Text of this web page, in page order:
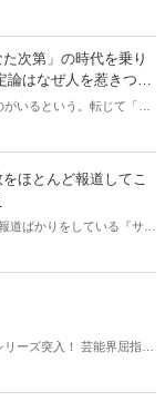
次第」の時代を乗り
いるという。転じて「読
ー・梶原がお送りする時事
ほとんど報道してこ
道ばかりをしている『サン
ーズ突入！ 芸能界屈指の